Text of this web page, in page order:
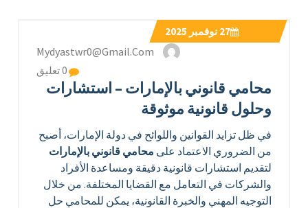
27نوفمبر 2025
Mydyastwr0@gmail.com
0 تعليق
محامي قانوني بالإمارات – استشارات
وحلول قانونية موثوقة
في ظل تزايد القوانين واللوائح في دولة الإمارات، أصبح
من الضروري الاعتماد على محامي قانوني بالإمارات
لتقديم استشارات قانونية دقيقة ومساعدة الأفراد
والشركات في التعامل مع القضايا المختلفة. من خلال
التوجيه المهني والخبرة القانونية، يمكن للمحامي حل